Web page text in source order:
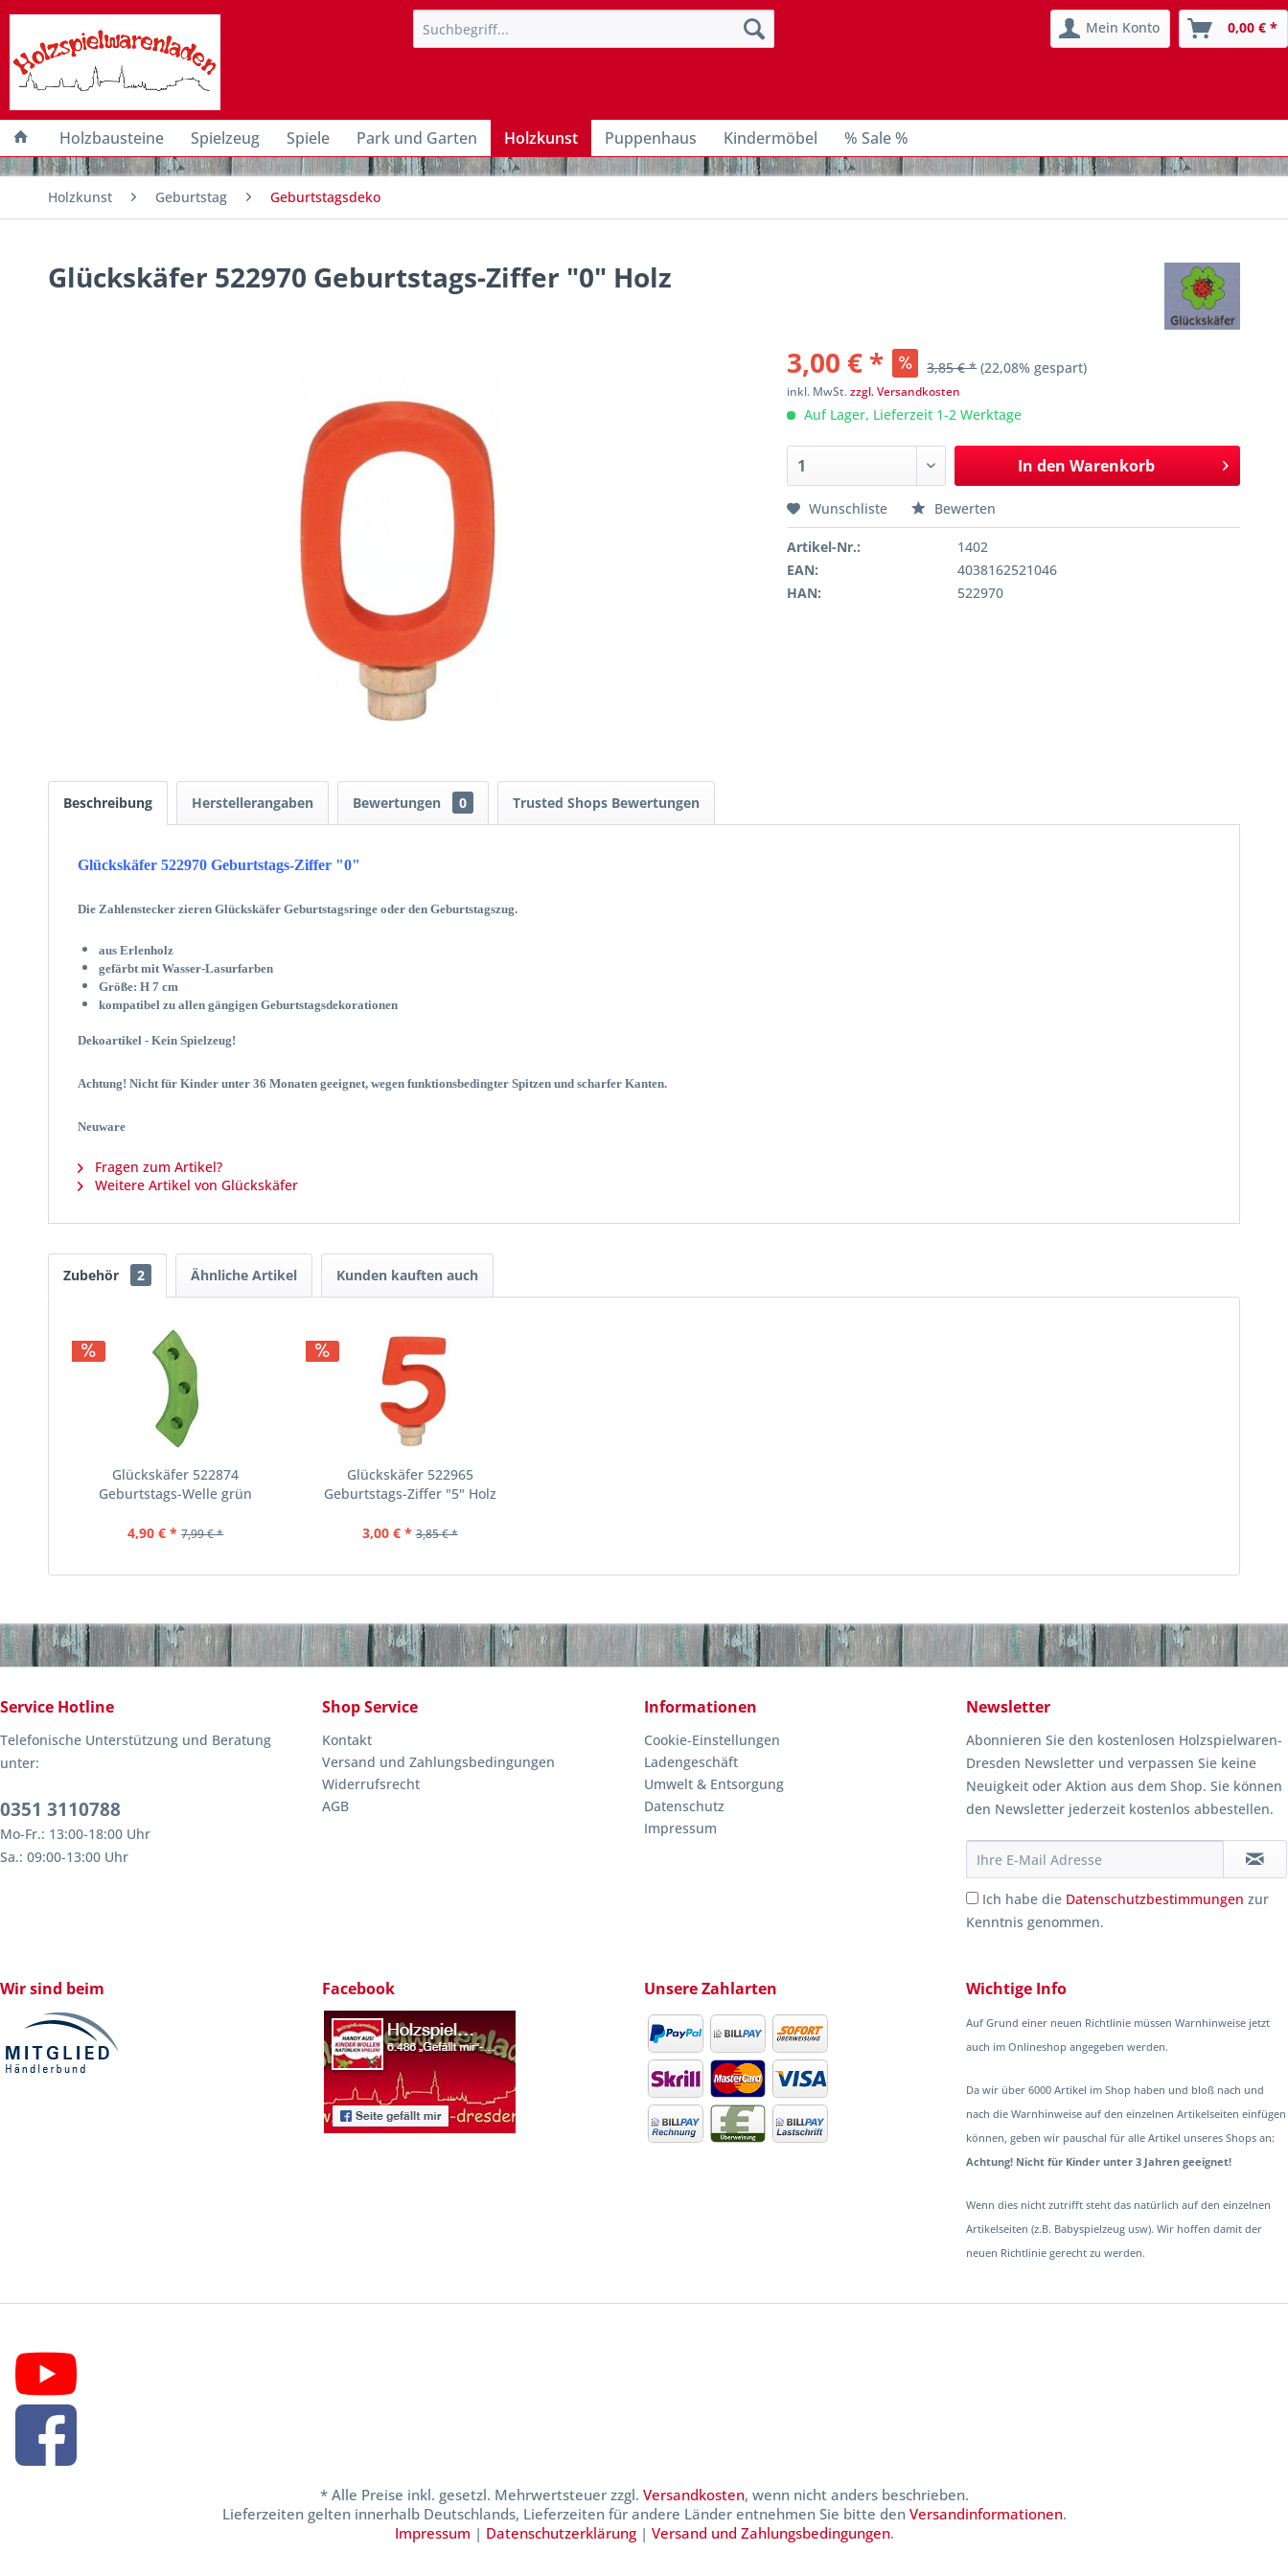
Mein Konto 0,00 € *
Holzbausteine Spielzeug Spiele Park und Garten Holzkunst Puppenhaus Kindermöbel % Sale %
Holzkunst Geburtstag Geburtstagsdeko
Glückskäfer 522970 Geburtstags-Ziffer "0" Holz
3,00 € * 3,85 € * (22,08% gespart)
inkl. MwSt.zzgl. Versandkosten
Auf Lager, Lieferzeit 1-2 Werktage
In den Warenkorb
Wunschliste Bewerten
Artikel-Nr.:
1402
EAN:
4038162521046
HAN:
522970
Beschreibung Herstellerangaben Bewertungen 0 Trusted Shops Bewertungen
Glückskäfer 522970 Geburtstags-Ziffer "0"
Die Zahlenstecker zieren Glückskäfer Geburtstagsringe oder den Geburtstagszug.
aus Erlenholz
gefärbt mit Wasser-Lasurfarben
Größe: H 7 cm
kompatibel zu allen gängigen Geburtstagsdekorationen
Dekoartikel - Kein Spielzeug!
Achtung! Nicht für Kinder unter 36 Monaten geeignet, wegen funktionsbedingter Spitzen und scharfer Kanten.
Neuware
Fragen zum Artikel?
Weitere Artikel von Glückskäfer
Zubehör 2 Ähnliche Artikel Kunden kauften auch
Glückskäfer 522874
Geburtstags-Welle grün
4,90 € * 7,99 € *
Glückskäfer 522965
Geburtstags-Ziffer "5" Holz
3,00 € * 3,85 € *
Service Hotline
Telefonische Unterstützung und Beratung
unter:
0351 3110788
Mo-Fr.: 13:00-18:00 Uhr
Sa.: 09:00-13:00 Uhr
Shop Service
Kontakt
Versand und Zahlungsbedingungen
Widerrufsrecht
AGB
Informationen
Cookie-Einstellungen
Ladengeschäft
Umwelt & Entsorgung
Datenschutz
Impressum
Newsletter
Abonnieren Sie den kostenlosen Holzspielwaren-
Dresden Newsletter und verpassen Sie keine
Neuigkeit oder Aktion aus dem Shop. Sie können
den Newsletter jederzeit kostenlos abbestellen.
Ich habe die Datenschutzbestimmungen zur
Kenntnis genommen.
Wir sind beim Facebook Unsere Zahlarten Wichtige Info
Auf Grund einer neuen Richtlinie müssen Warnhinweise jetzt
auch im Onlineshop angegeben werden.
Da wir über 6000 Artikel im Shop haben und bloß nach und
nach die Warnhinweise auf den einzelnen Artikelseiten einfügen
können, geben wir pauschal für alle Artikel unseres Shops an:
Achtung! Nicht für Kinder unter 3 Jahren geeignet!
Wenn dies nicht zutrifft steht das natürlich auf den einzelnen
Artikelseiten (z.B. Babyspielzeug usw). Wir hoffen damit der
neuen Richtlinie gerecht zu werden.
* Alle Preise inkl. gesetzl. Mehrwertsteuer zzgl. Versandkosten, wenn nicht anders beschrieben.
Lieferzeiten gelten innerhalb Deutschlands, Lieferzeiten für andere Länder entnehmen Sie bitte den Versandinformationen.
Impressum | Datenschutzerklärung| Versand und Zahlungsbedingungen.